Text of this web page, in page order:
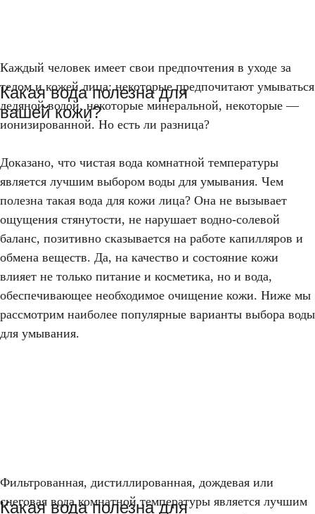
Какая вода полезна для
вашей кожи?
Каждый человек имеет свои предпочтения в уходе за
телом и кожей лица: некоторые предпочитают умываться
ледяной водой, некоторые минеральной, некоторые —
ионизированной. Но есть ли разница?
Доказано, что чистая вода комнатной температуры
является лучшим выбором воды для умывания. Чем
полезна такая вода для кожи лица? Она не вызывает
ощущения стянутости, не нарушает водно-солевой
баланс, позитивно сказывается на работе капилляров и
обмена веществ. Да, на качество и состояние кожи
влияет не только питание и косметика, но и вода,
обеспечивающее необходимое очищение кожи. Ниже мы
рассмотрим наиболее популярные варианты выбора воды
для умывания.
Какая вода полезна для
Фильтрованная, дистиллированная, дождевая или
снеговая вода комнатной температуры является лучшим